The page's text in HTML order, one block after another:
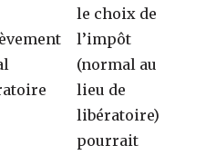
le choix de
l’impôt
(normal au
lieu de
libératoire)
pourrait